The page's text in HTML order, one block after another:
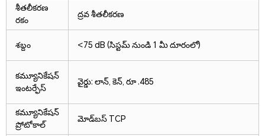
శీతలీకరణ
రకం
ద్రవ శీతలీకరణ
శబ్దం <75 dB (సిస్టమ్ నుండి 1 మీ దూరంలో)
కమ్యూనికేషన్
ఇంటర్ఫేస్
వైర్డు: లాన్, కెన్, రూ .485
కమ్యూనికేషన్
ప్రోటోకాల్
మోడ్‌బస్ TCP